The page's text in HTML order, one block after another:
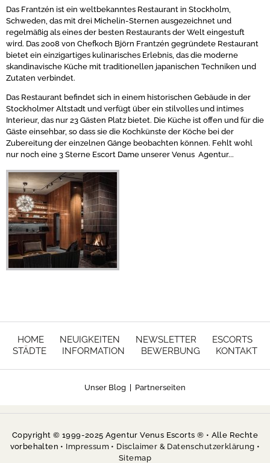
Das Frantzén ist ein weltbekanntes Restaurant in Stockholm,
Schweden, das mit drei Michelin-Sternen ausgezeichnet und
regelmäßig als eines der besten Restaurants der Welt eingestuft
wird. Das 2008 von Chefkoch Björn Frantzén gegründete Restaurant
bietet ein einzigartiges kulinarisches Erlebnis, das die moderne
skandinavische Küche mit traditionellen japanischen Techniken und
Zutaten verbindet.
Das Restaurant befindet sich in einem historischen Gebäude in der
Stockholmer Altstadt und verfügt über ein stilvolles und intimes
Interieur, das nur 23 Gästen Platz bietet. Die Küche ist offen und für die
Gäste einsehbar, so dass sie die Kochkünste der Köche bei der
Zubereitung der einzelnen Gänge beobachten können. Fehlt wohl
nur noch eine 3 Sterne Escort Dame unserer Venus Agentur...
HOME NEUIGKEITEN NEWSLETTER
ESCORTS
STÄDTE
INFORMATION BEWERBUNG KONTAKT
Unser Blog Partnerseiten
Copyright © 1999-2025 Agentur Venus Escorts ® • Alle Rechte
vorbehalten • Impressum• Disclaimer & Datenschutzerklärung •
Sitemap